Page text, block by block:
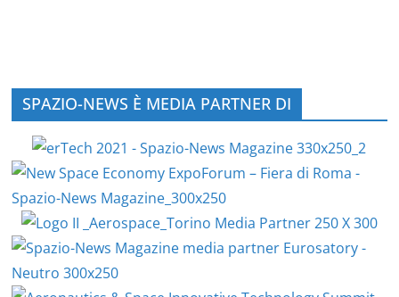
SPAZIO-NEWS È MEDIA PARTNER DI